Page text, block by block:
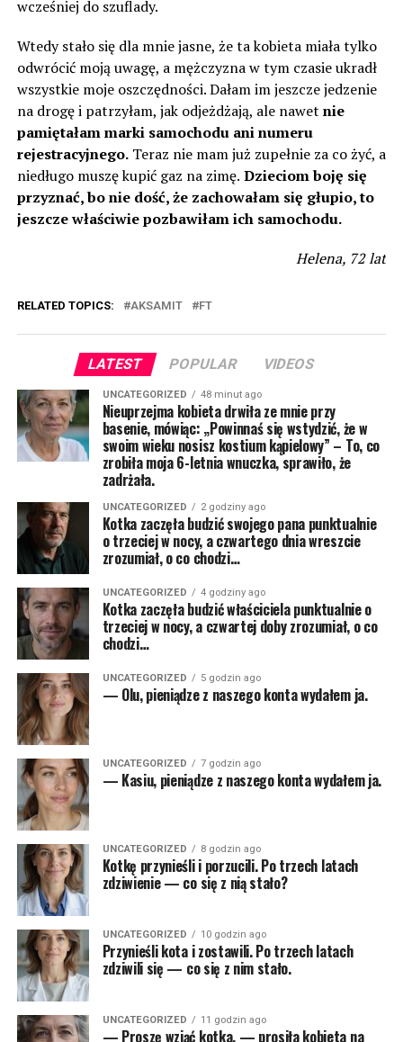
wcześniej do szuflady.
Wtedy stało się dla mnie jasne, że ta kobieta miała tylko
odwrócić moją uwagę, a mężczyzna w tym czasie ukradł
wszystkie moje oszczędności. Dałam im jeszcze jedzenie
na drogę i patrzyłam, jak odjeżdżają, ale nawet nie
pamiętałam marki samochodu ani numeru
rejestracyjnego.Teraz nie mam już zupełnie za co żyć, a
niedługo muszę kupić gaz na zimę. Dzieciom boję się
przyznać, bo nie dość, że zachowałam się głupio, to
jeszcze właściwie pozbawiłam ich samochodu.
Helena, 72 lat
RELATED TOPICS: AKSAMIT FT
LATEST POPULAR VIDEOS
UNCATEGORIZED 48 minut ago
Nieuprzejma kobieta drwiła ze mnie przy
basenie, mówiąc: „Powinnaś się wstydzić, że w
swoim wieku nosisz kostium kąpielowy” – To, co
zrobiła moja 6-letnia wnuczka, sprawiło, że
zadrżała.
UNCATEGORIZED 2 godziny ago
Kotka zaczęła budzić swojego pana punktualnie
o trzeciej w nocy, a czwartego dnia wreszcie
zrozumiał, o co chodzi…
UNCATEGORIZED 4 godziny ago
Kotka zaczęła budzić właściciela punktualnie o
trzeciej w nocy, a czwartej doby zrozumiał, o co
chodzi…
UNCATEGORIZED 5 godzin ago
— Olu, pieniądze z naszego konta wydałem ja.
UNCATEGORIZED 7 godzin ago
— Kasiu, pieniądze z naszego konta wydałem ja.
UNCATEGORIZED 8 godzin ago
Kotkę przynieśli i porzucili. Po trzech latach
zdziwienie — co się z nią stało?
UNCATEGORIZED 10 godzin ago
Przynieśli kota i zostawili. Po trzech latach
zdziwili się — co się z nim stało.
UNCATEGORIZED 11 godzin ago
— Proszę wziąć kotka, — prosiła kobieta na